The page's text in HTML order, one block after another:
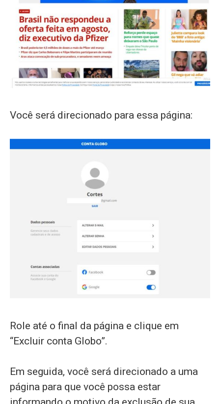
Você será direcionado para essa página:
Role até o final da página e clique em
“Excluir conta Globo”.
Em seguida, você será direcionado a uma
página para que você possa estar